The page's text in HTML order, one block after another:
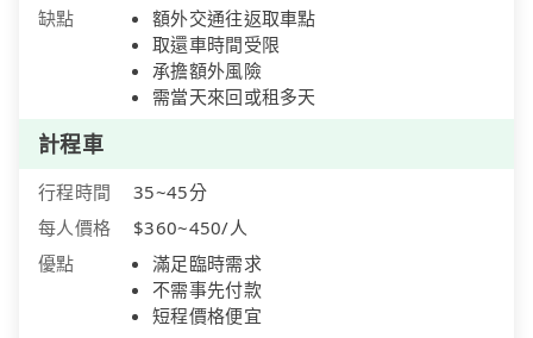
缺點
額外交通往返取車點
取還車時間受限
承擔額外風險
需當天來回或租多天
計程車
行程時間
35~45分
每人價格
$360~450/人
優點
滿足臨時需求
不需事先付款
短程價格便宜